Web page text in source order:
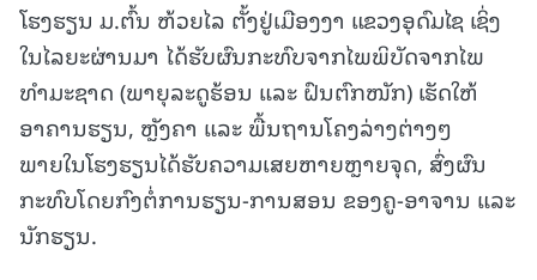
ໂຮງຮຽນ ມ.ຕົ້ນ ຫ້ວຍໄລ ຕັ້ງຢູ່ເມືອງງາ ແຂວງອຸດົມໄຊ ເຊິ່ງ
ໃນໄລຍະຜ່ານມາ ໄດ້ຮັບຜົນກະທົບຈາກໄພພິບັດຈາກໄພ
ທຳມະຊາດ (ພາຍຸລະດູຮ້ອນ ແລະ ຝົນຕົກໜັກ) ເຮັດໃຫ້
ອາຄານຮຽນ, ຫຼັງຄາ ແລະ ພື້ນຖານໂຄງລ່າງຕ່າງໆ
ພາຍໃນໂຮງຮຽນໄດ້ຮັບຄວາມເສຍຫາຍຫຼາຍຈຸດ, ສົ່ງຜົນ
ກະທົບໂດຍກົງຕໍ່ການຮຽນ-ການສອນ ຂອງຄູ-ອາຈານ ແລະ
ນັກຮຽນ.